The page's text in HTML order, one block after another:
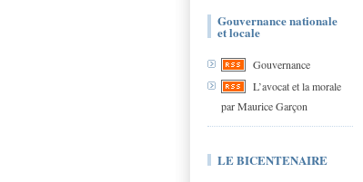
Gouvernance nationale
et locale
Gouvernance
L’avocat et la morale
par Maurice Garçon
LE BICENTENAIRE